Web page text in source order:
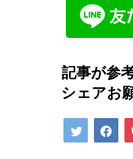
記事が参
シェアお